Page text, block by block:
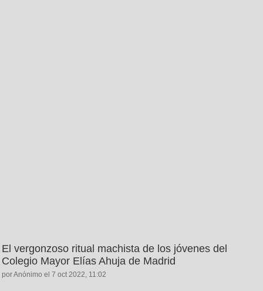
El vergonzoso ritual machista de los jóvenes del
Colegio Mayor Elías Ahuja de Madrid
por Anónimo el 7 oct 2022, 11:02